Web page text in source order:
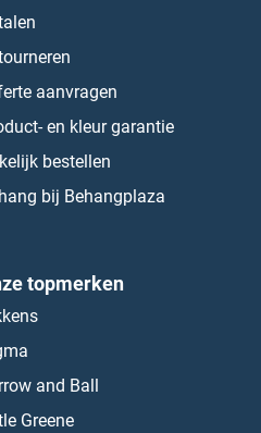
aanvragen
en kleur garantie
bestellen
bij Behangplaza
topmerken
and Ball
Greene